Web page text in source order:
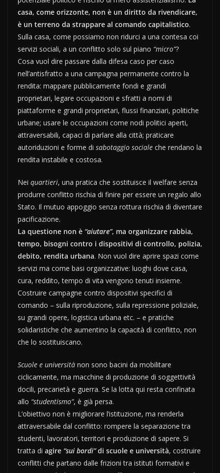
casa, come orizzonte, non è un diritto da rivendicare,
è un terreno da strappare al comando capitalistico.
Sulla casa, come possiamo non ridurci a una contesa coi
servizi sociali, a un conflitto solo sul piano “micro”?
Cosa vuol dire passare dalla difesa caso per caso
nell’antisfratto a una campagna permanente contro la
rendita: mappare pubblicamente fondi e grandi
proprietari, legare occupazioni e sfratti a nomi di
piattaforme e grandi proprietari, flussi finanziari, politiche
urbane; usare le occupazioni come nodi politici aperti,
attraversabili, capaci di parlare alla città; praticare
autoriduzioni e forme di sabotaggio sociale che rendano la
rendita instabile e costosa.
Nei quartieri, una pratica che sostituisce il welfare senza
produrre conflitto rischia di finire per essere un regalo allo
Stato. Il mutuo appoggio senza rottura rischia di diventare
pacificazione.
La questione non è “aiutare”, ma organizzare rabbia,
tempo, bisogni contro i dispositivi di controllo, polizia,
debito, rendita urbana. Non vuol dire aprire spazi come
servizi ma come basi organizzative: luoghi dove casa,
cura, reddito, tempo di vita vengono tenuti insieme.
Costruire campagne contro dispositivi specifici di
comando – sulla riproduzione, sulla repressione poliziale,
su grandi opere, logistica urbana etc. – e pratiche
solidaristiche che aumentino la capacità di conflitto, non
che lo sostituiscano.
Scuole e università non sono bacini da mobilitare
ciclicamente, ma macchine di produzione di soggettività
docili, precarietà e guerra. Se la lotta qui resta confinata
allo “studentismo”, è già persa.
L’obiettivo non è migliorare l’istituzione, ma renderla
attraversabile dal conflitto: rompere la separazione tra
studenti, lavoratori, territori e produzione di sapere. Si
tratta di agire “sui bordi”di scuole e università, costruire
conflitti che partano dalle frizioni tra istituti formativi e